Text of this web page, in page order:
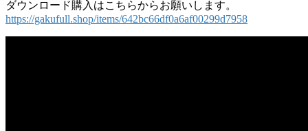
ダウンロード購入はこちらからお願いします。
https://gakufull.shop/items/642bc66df0a6af00299d7958